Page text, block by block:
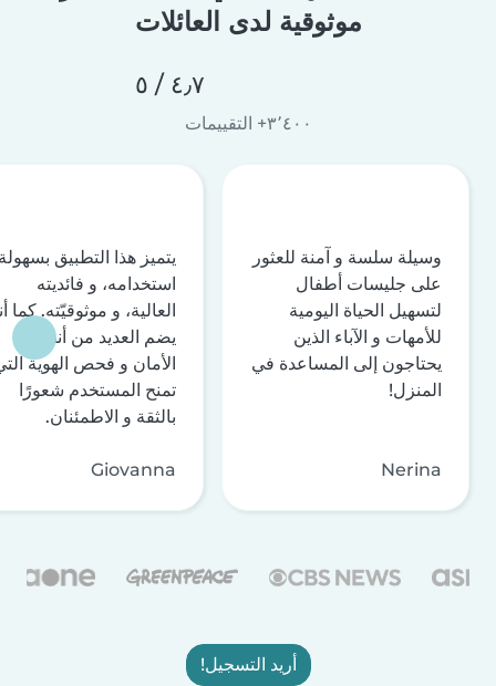
موثوقية لدى العائلات
٤٫٧ / ٥
٣٬٤٠٠+ التقييمات
وسيلة سلسة و آمنة للعثور
على جليسات أطفال
لتسهيل الحياة اليومية
للأمهات و الآباء الذين
يحتاجون إلى المساعدة في
المنزل!
Nerina
يتميز هذا التطبيق
استخدامه، و فائديته
العالية، و موثوقيّته. كما
يضم العديد من أنظمة
الأمان و فحص الهوية
تمنح المستخدم شعورًا
بالثقة و الاطمئنان.
Giovanna
أريد التسجيل!